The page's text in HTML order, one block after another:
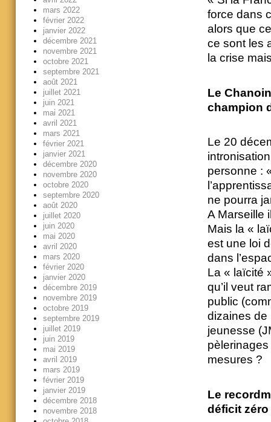
force dans
alors que
ce sont les
la crise
Le
champion
Le 20
personne :
ne pourra
A Marseille
Mais la «
est une loi
dans
La « laïcité
qu’il veut
public
dizaines de
jeunesse
mesures ?
Le
déficit zéro
mars 2022
février 2022
janvier 2022
décembre 2021
novembre 2021
octobre 2021
septembre 2021
août 2021
juillet 2021
juin 2021
mai 2021
avril 2021
mars 2021
février 2021
janvier 2021
décembre 2020
novembre 2020
octobre 2020
septembre 2020
août 2020
juillet 2020
juin 2020
mai 2020
avril 2020
mars 2020
février 2020
janvier 2020
décembre 2019
novembre 2019
octobre 2019
septembre 2019
juillet 2019
juin 2019
mai 2019
avril 2019
mars 2019
février 2019
janvier 2019
décembre 2018
novembre 2018